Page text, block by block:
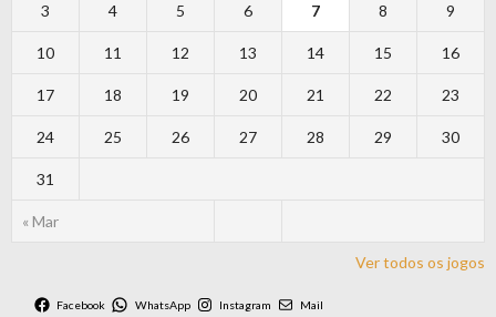
« Mar
3 4 5 6 7 8 9
10 11 12 13 14 15 16
17 18 19 20 21 22 23
24 25 26 27 28 29 30
31
Ver todos os jogos
Facebook WhatsApp Instagram Mail